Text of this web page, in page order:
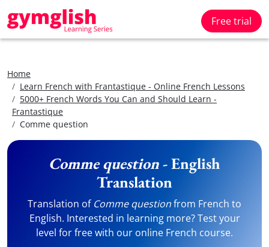
Free trial
Home
Learn French with Frantastique - Online French Lessons
5000+ French Words You Can and Should Learn -
Frantastique
Comme question
Comme question- English
Translation
Translation of Comme questionfrom French to
English. Interested in learning more? Test your
level for free with our online French course.